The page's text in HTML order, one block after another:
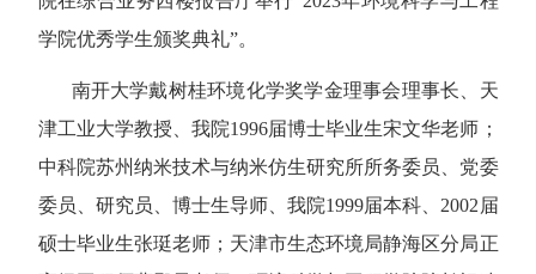
学院优秀学生颁奖典礼”。
南开大学戴树桂环境化学奖学金理事会理事长、天
津工业大学教授、我院1996届博士毕业生宋文华老师；
中科院苏州纳米技术与纳米仿生研究所所务委员、党委
委员、研究员、博士生导师、我院1999届本科、 2002 届
硕士毕业生张珽老师；天津市生态环境局静海区分局正